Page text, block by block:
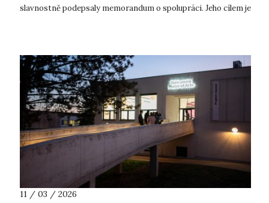
slavnostně podepsaly memorandum o spolupráci. Jeho cílem je
11 / 03 / 2026